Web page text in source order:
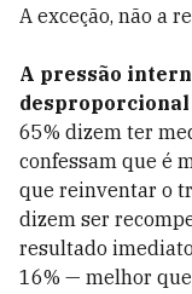
A exceção, não a
A pressão
desproporcional
65% dizem ter
confessam que é
que reinventar o
dizem ser
resultado
16% — melhor